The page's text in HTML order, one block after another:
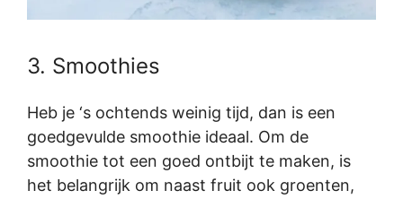
3. Smoothies
Heb je ‘s ochtends weinig tijd, dan is een
goedgevulde smoothie ideaal. Om de
smoothie tot een goed ontbijt te maken, is
het belangrijk om naast fruit ook groenten,